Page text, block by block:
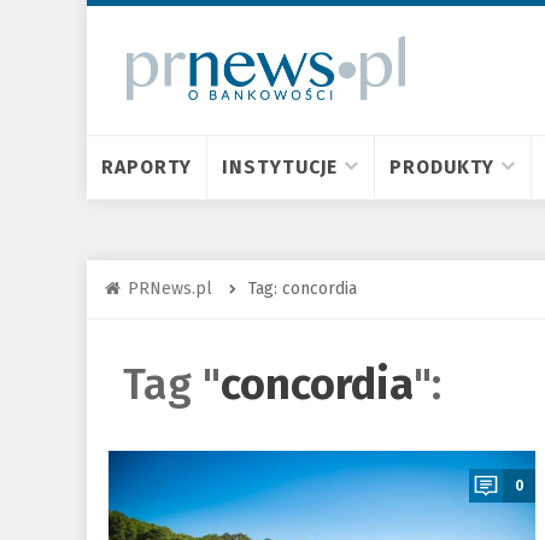
RAPORTY INSTYTUCJE PRODUKTY
PRNews.pl Tag: concordia
Tag "concordia":
a
0